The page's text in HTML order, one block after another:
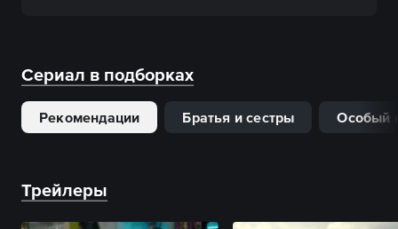
Сериал в подборках
Рекомендации Братья и сестры Особый
Трейлеры